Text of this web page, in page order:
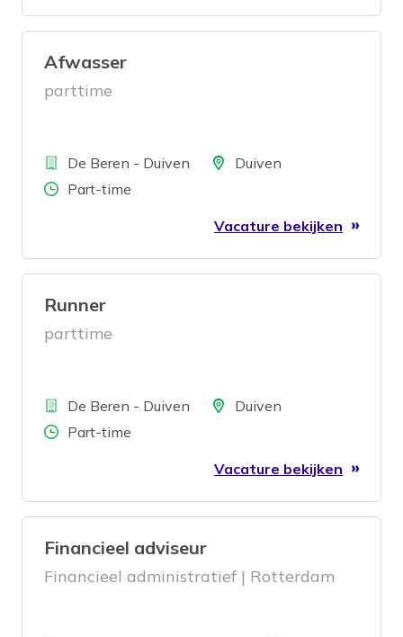
Afwasser
parttime
BedrijfDe Beren - Duiven LocatieDuiven
Aantal uren
Part-time
Vacature bekijken
Runner
parttime
BedrijfDe Beren - Duiven LocatieDuiven
Aantal uren
Part-time
Vacature bekijken
Financieel adviseur
Financieel administratief | Rotterdam